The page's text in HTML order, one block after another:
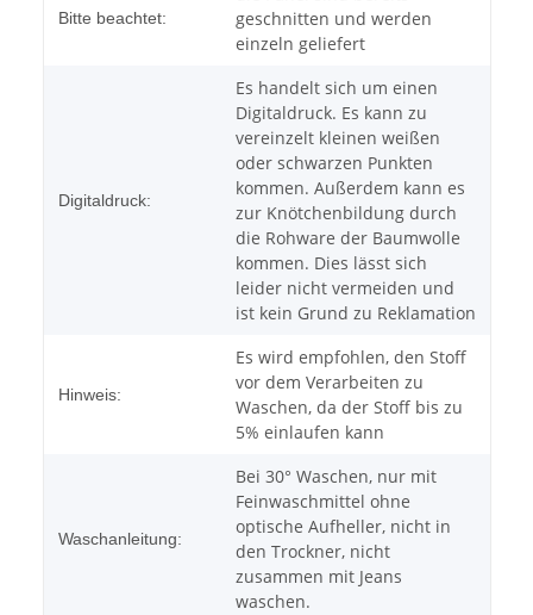
Bitte beachtet:
geschnitten und werden
einzeln geliefert
Digitaldruck:
Es handelt sich um einen
Digitaldruck. Es kann zu
vereinzelt kleinen weißen
oder schwarzen Punkten
kommen. Außerdem kann es
zur Knötchenbildung durch
die Rohware der Baumwolle
kommen. Dies lässt sich
leider nicht vermeiden und
ist kein Grund zu Reklamation
Hinweis:
Es wird empfohlen, den Stoff
vor dem Verarbeiten zu
Waschen, da der Stoff bis zu
5% einlaufen kann
Waschanleitung:
Bei 30° Waschen, nur mit
Feinwaschmittel ohne
optische Aufheller, nicht in
den Trockner, nicht
zusammen mit Jeans
waschen.